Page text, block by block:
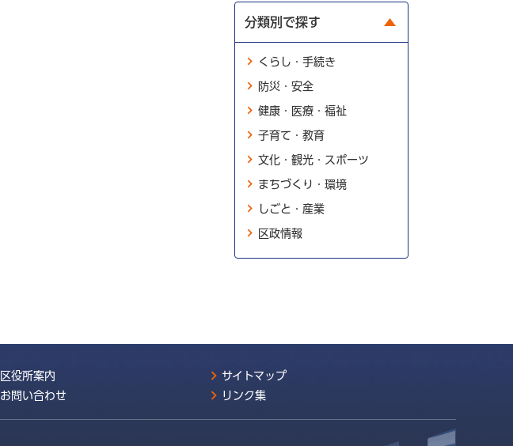
分類別で探す
くらし・手続き
防災・安全
健康・医療・福祉
子育て・教育
文化・観光・スポーツ
まちづくり・環境
しごと・産業
区政情報
区役所案内
サイトマップ
お問い合わせ リンク集